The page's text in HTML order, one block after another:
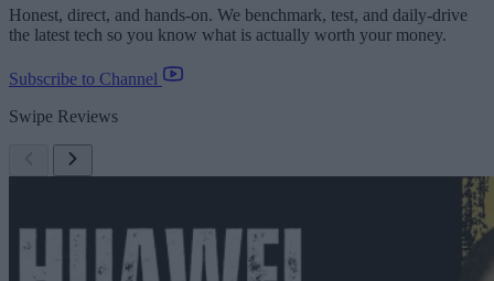
Honest, direct, and hands-on. We benchmark, test, and daily-drive
the latest tech so you know what is actually worth your money.
Subscribe to Channel
Swipe Reviews